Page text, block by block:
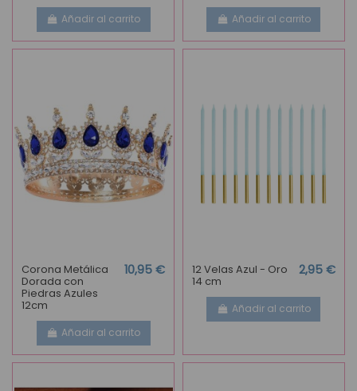
Añadir al carrito Añadir al carrito
Corona Metálica
Dorada con
Piedras Azules
12cm
10,95 €
Añadir al carrito
12 Velas Azul - Oro
14 cm
2,95 €
Añadir al carrito